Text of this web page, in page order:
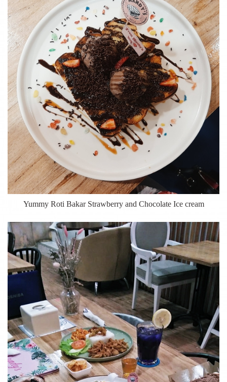
Yummy Roti Bakar Strawberry and Chocolate Ice cream